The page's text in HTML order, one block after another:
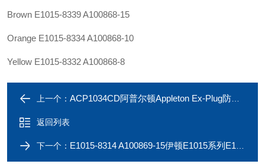
Brown E1015-8339 A100868-15
Orange E1015-8334 A100868-10
Yellow E1015-8332 A100868-8
上一个： ACP1034CD阿普尔顿Appleton Ex-Plug防爆插头ACP1034CD现货
返回列表
下一个： E1015-8314 A100869-15伊顿E1015系列E1015-8308 A100869-9红色公插头